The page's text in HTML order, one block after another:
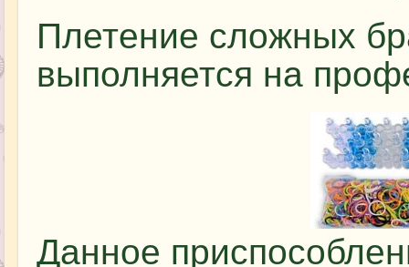
Плетение сложных
выполняется на
Данное